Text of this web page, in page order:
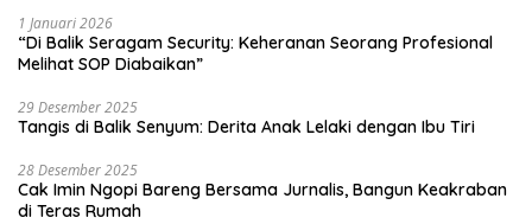
1 Januari 2026
“Di Balik Seragam Security: Keheranan Seorang Profesional
Melihat SOP Diabaikan”
29 Desember 2025
Tangis di Balik Senyum: Derita Anak Lelaki dengan Ibu Tiri
28 Desember 2025
Cak Imin Ngopi Bareng Bersama Jurnalis, Bangun Keakraban
di Teras Rumah